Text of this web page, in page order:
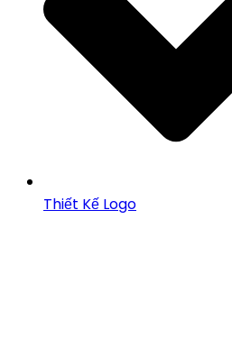
Thiết Kế Logo